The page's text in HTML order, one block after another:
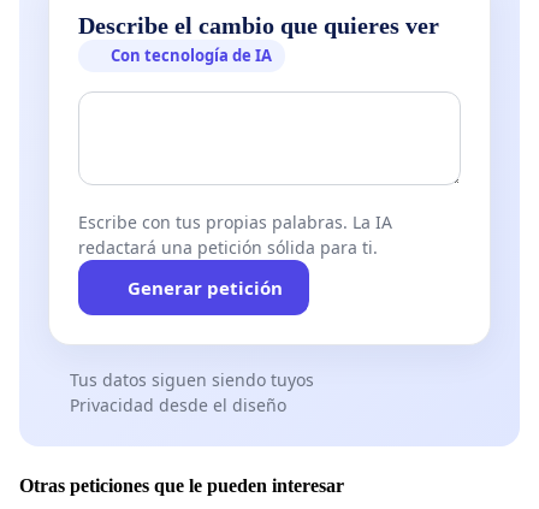
Describe el cambio que quieres ver
Con tecnología de IA
Escribe con tus propias palabras. La IA
redactará una petición sólida para ti.
Generar petición
Tus datos siguen siendo tuyos
Privacidad desde el diseño
Otras peticiones que le pueden interesar